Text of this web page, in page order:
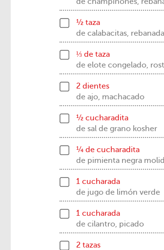
½ taza
de calabacitas,
⅓ de taza
de elote congelado,
2 dientes
de ajo, machacado
½ cucharadita
de sal de grano kosher
¼ de cucharadita
de pimienta negra
1 cucharada
de jugo de limón verde
1 cucharada
de cilantro, picado
2 tazas